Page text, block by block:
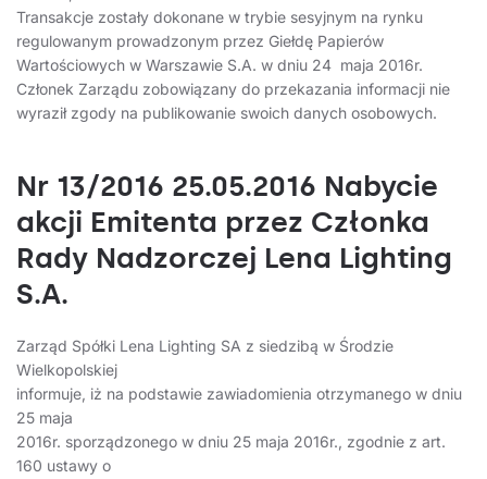
Transakcje zostały dokonane w trybie sesyjnym na rynku
regulowanym prowadzonym przez Giełdę Papierów
Wartościowych w Warszawie S.A. w dniu 24 maja 2016r.
Członek Zarządu zobowiązany do przekazania informacji nie
wyraził zgody na publikowanie swoich danych osobowych.
Nr 13/2016 25.05.2016 Nabycie
akcji Emitenta przez Członka
Rady Nadzorczej Lena Lighting
S.A.
Zarząd Spółki Lena Lighting SA z siedzibą w Środzie
Wielkopolskiej
informuje, iż na podstawie zawiadomienia otrzymanego w dniu
25 maja
2016r. sporządzonego w dniu 25 maja 2016r., zgodnie z art.
160 ustawy o